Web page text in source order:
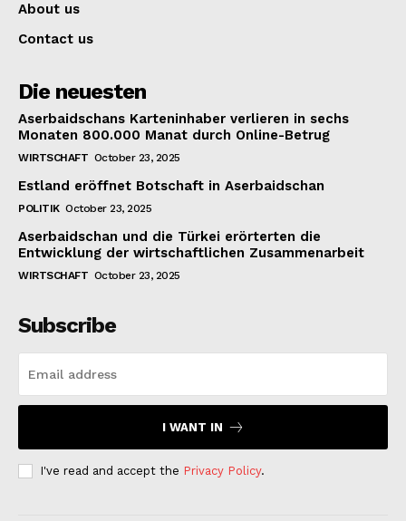
About us
Contact us
Die neuesten
Aserbaidschans Karteninhaber verlieren in sechs
Monaten 800.000 Manat durch Online-Betrug
WIRTSCHAFT October 23, 2025
Estland eröffnet Botschaft in Aserbaidschan
POLITIK October 23, 2025
Aserbaidschan und die Türkei erörterten die
Entwicklung der wirtschaftlichen Zusammenarbeit
WIRTSCHAFT October 23, 2025
Subscribe
I WANT IN
I've read and accept the Privacy Policy.